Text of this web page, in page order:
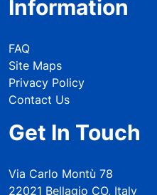
Information
FAQ
Site Maps
Privacy Policy
Contact Us
Get In Touch
Via Carlo Montù 78
22021 Bellagio CO, Italy